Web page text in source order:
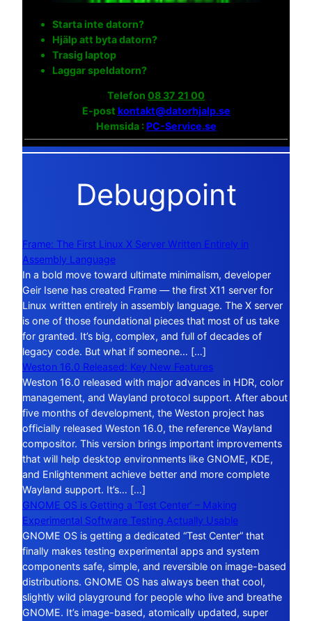
Starta inte datorn?
Hjälp att byta datorn?
Trasig laptop
Laggar speldatorn?
Telefon 08 37 21 00
E-post kontakt@datorhjalp.se
Hemsida :PC-Service.se
Debugpoint
Frame: The First Linux X Server Written Entirely in
Assembly Language
In a bold move toward ultimate minimalism, developer
Geir Isene has created Frame — the first X11 server for
Linux written entirely in assembly language. The X server
is one of those foundational pieces that most of us take
for granted. It’s big, complex, and full of decades of
legacy code. But what if someone… […]
Weston 16.0 Released: Key New Features
Weston 16.0 released with major advances in HDR, color
management, and Wayland protocol support. After about
five months of development, the Weston project has
officially released Weston 16.0, the reference Wayland
compositor. This version brings important improvements
that will help desktop environments like GNOME, KDE,
and Enlightenment achieve better and more complete
Wayland support. It’s… […]
GNOME OS is Getting a ‘Test Center’ – Making
Experimental Software Testing Actually Usable
GNOME OS is getting a dedicated “Test Center” that
finally makes testing experimental apps and system
components safe, simple, and reversible on image-based
distributions. GNOME OS has always been that cool,
slightly wild playground for people who live and breathe
GNOME. It’s image-based, atomically updated, super